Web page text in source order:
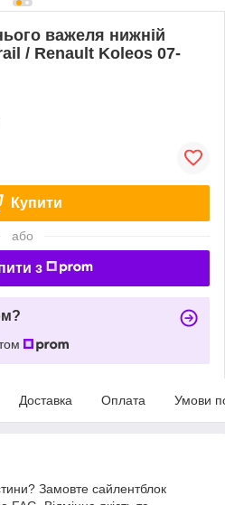
важеля нижній
/ Renault Koleos 07-
Купити
або
з
Доставка Оплата Умови
Замовте сайлентблок